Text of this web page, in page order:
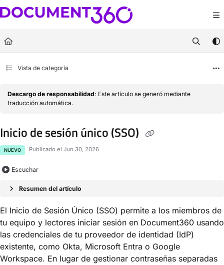
Documentation Index
Fetch the complete documentation index at:https://docs.document360.com/
Use this file to discover all available pages before exploring further.
Vista de categoría
Descargo de responsabilidad: Este artículo se generó mediante
traducción automática.
Inicio de sesión único (SSO)
NUEVO Publicado el Jun 30, 2026
Escuchar
Resumen del artículo
El Inicio de Sesión Único (SSO) permite a los miembros de
tu equipo y lectores iniciar sesión en Document360 usando
las credenciales de tu proveedor de identidad (IdP)
existente, como Okta, Microsoft Entra o Google
Workspace. En lugar de gestionar contraseñas separadas